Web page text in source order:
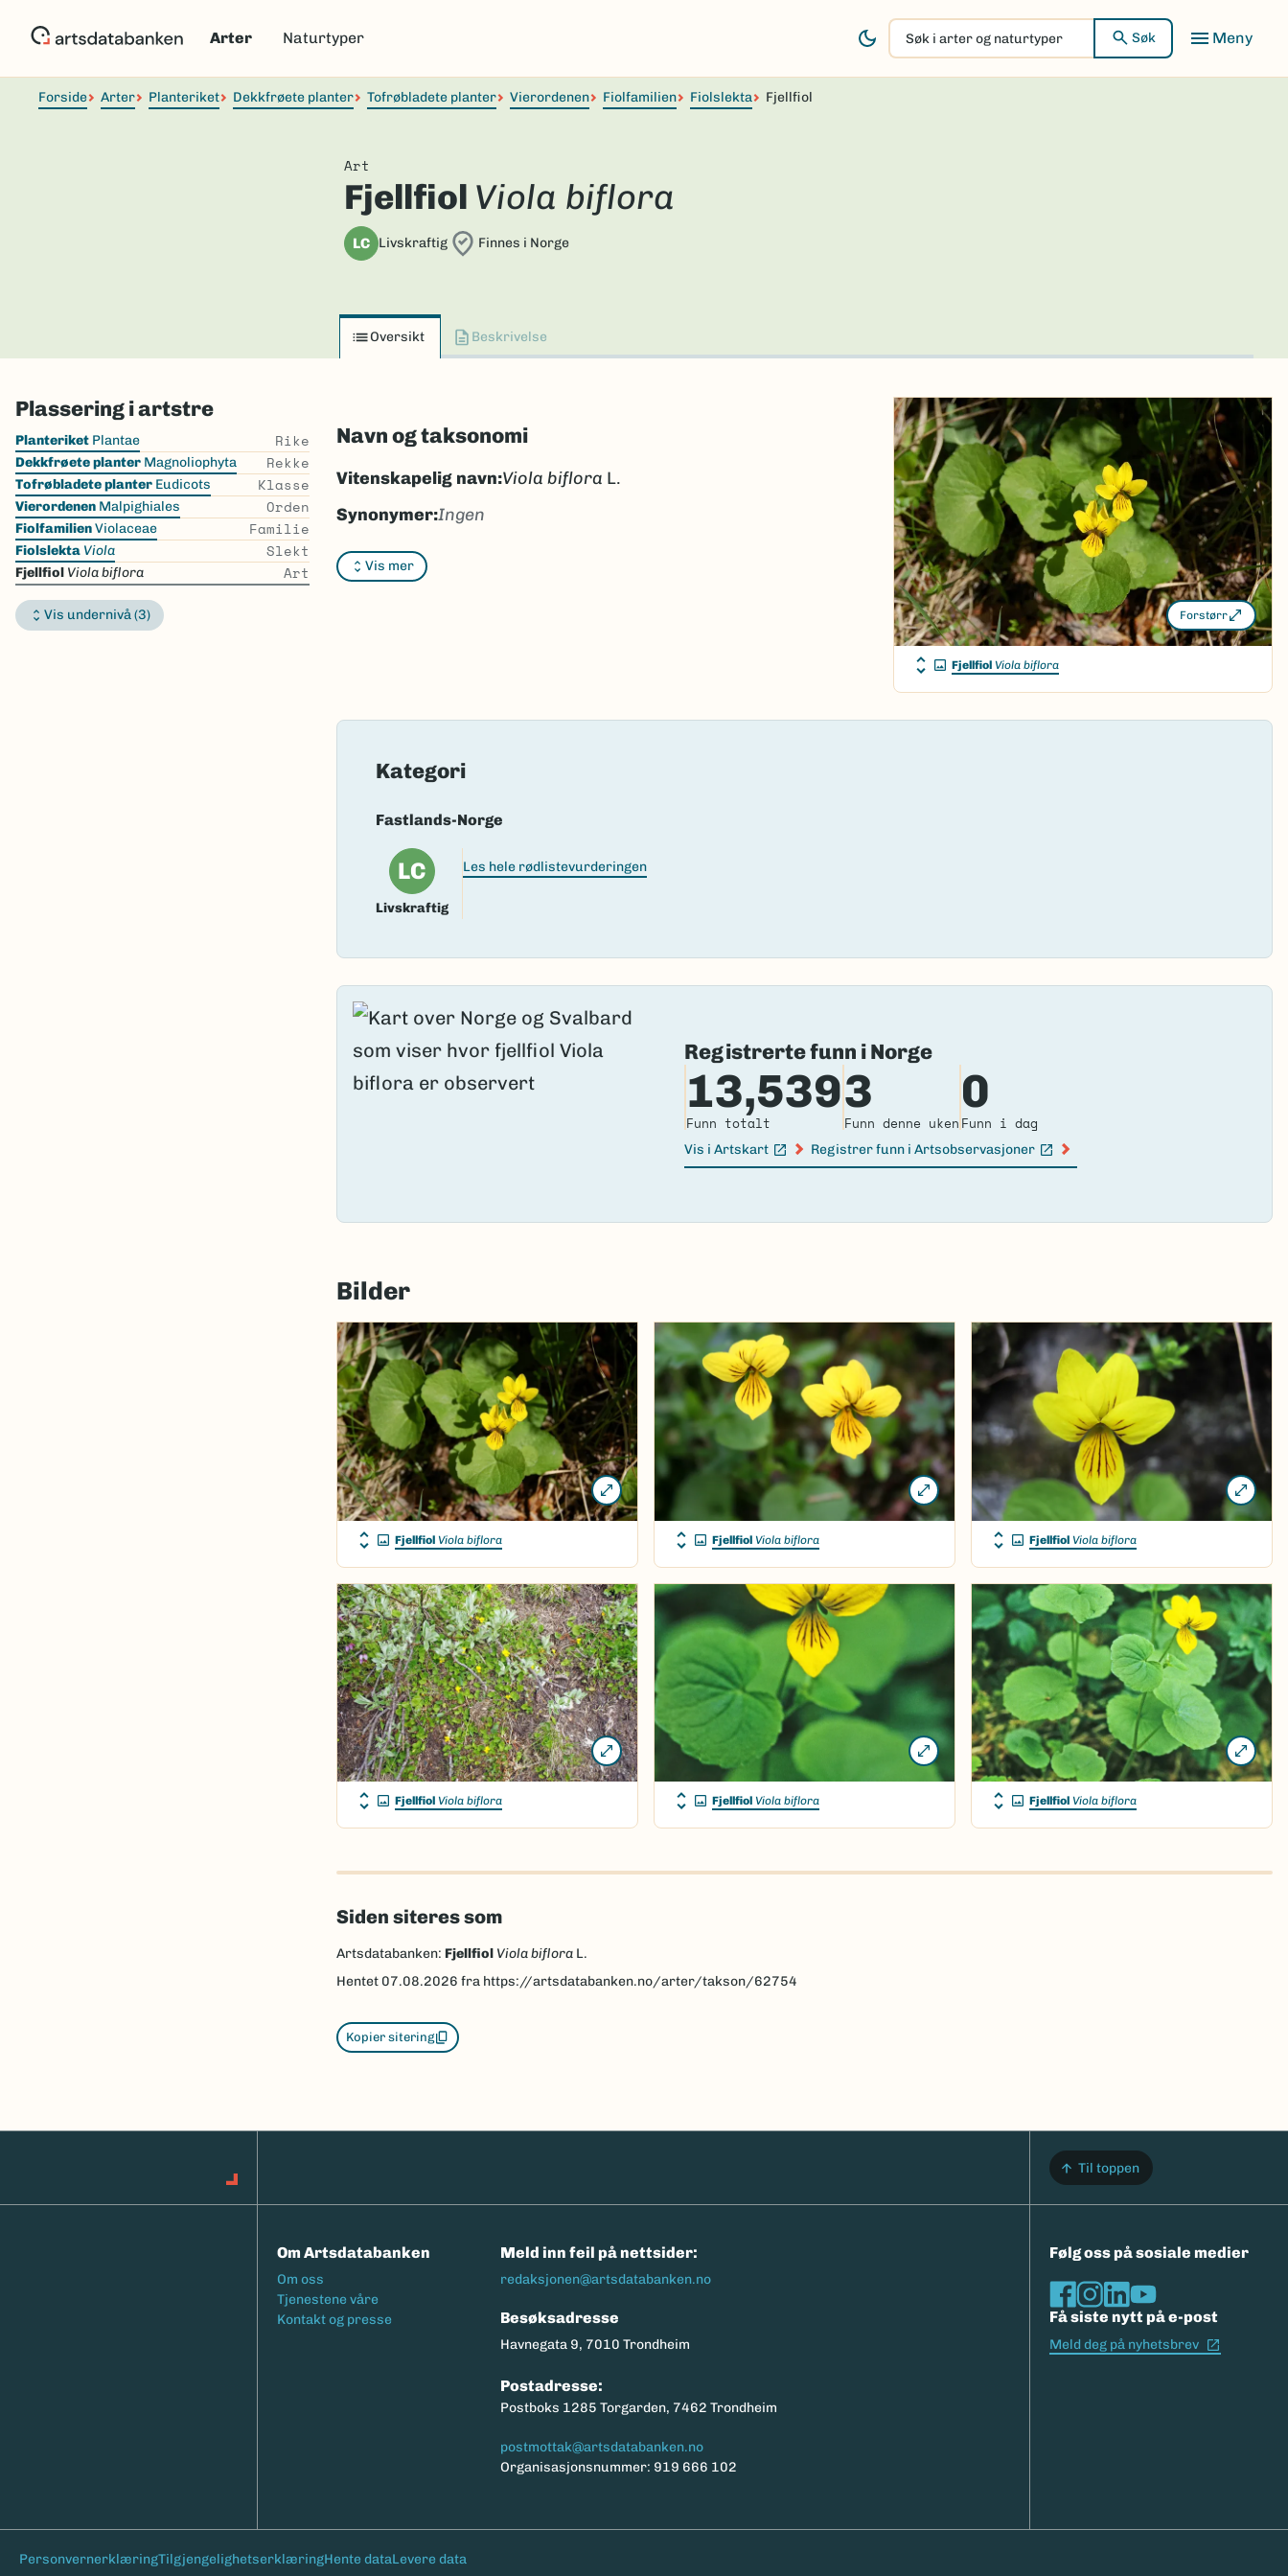
Arter Naturtyper
Søk
i
arter
Søk
Forside Arter Planteriket Dekkfrøete planter Tofrøbladete planter Vierordenen Fiolfamilien Fiolslekta Fjellfiol
Art
Fjellfiol Viola biflora
LC Livskraftig Finnes i Norge
Oversikt Beskrivelse
Plassering i artstre
Skip
the
list
Planteriket Plantae Rike
Dekkfrøete planter Magnoliophyta Rekke
Tofrøbladete planter Eudicots Klasse
Vierordenen Malpighiales Orden
FiolfamilienViolaceae Familie
Fiolslekta Viola Slekt
Fjellfiol Viola biflora Art
Vis undernivå (3)
Navn og taksonomi
Vis mer
Vitenskapelig navn:Viola biflora L.
Synonymer:Ingen
Bokmål:fjellfiol
Nynorsk:fjellfiol
Forstørr
Fjellfiol Viola biflora
Kategori
Fastlands-Norge
LC
Livskraftig
Les hele rødlistevurderingen
Registrerte funn i Norge
13,539
Funn totalt
3
Funn denne uken
0
Funn i dag
Vis i Artskart
(Ekstern lenke)
Registrer funn i Artsobservasjoner
(Ekstern lenke)
Bilder
Fjellfiol Viola biflora Fjellfiol Viola biflora Fjellfiol Viola biflora
Fjellfiol Viola biflora Fjellfiol Viola biflora Fjellfiol Viola biflora
Siden siteres som
Artsdatabanken: Fjellfiol Viola bifloraL.
Hentet 07.08.2026 fra https://artsdatabanken.no/arter/takson/62754
Kopier sitering
Til toppen
Om Artsdatabanken
Footermeny
Om oss
Tjenestene våre
Kontakt og presse
Meld inn feil på nettsider:
redaksjonen@artsdatabanken.no
Besøksadresse
Havnegata 9, 7010 Trondheim
Postadresse:
Postboks 1285 Torgarden, 7462 Trondheim
postmottak@artsdatabanken.no
Organisasjonsnummer: 919 666 102
Følg oss på sosiale medier
Få siste nytt på e-post
Meld deg på nyhetsbrev
Bunntekst
PersonvernerklæringTilgjengelighetserklæringHente dataLevere data